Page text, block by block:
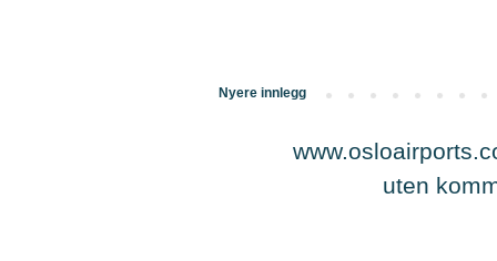
Nyere innlegg
uten